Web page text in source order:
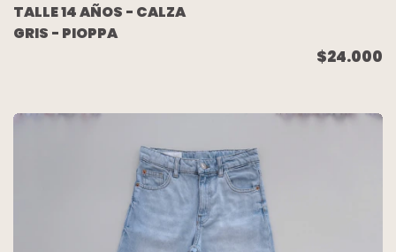
TALLE 14 AÑOS - CALZA
GRIS - PIOPPA
$24.000